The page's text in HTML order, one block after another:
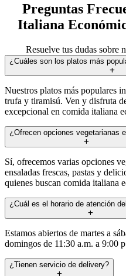
Preguntas
Italiana
Resuelve tus dudas sobre
¿Cuáles son los platos más
Nuestros platos más populares
trufa y tiramisú. Ven y disfruta
excepcional en comida italiana
¿Ofrecen opciones vegetarianas
Sí, ofrecemos varias opciones
ensaladas frescas, pastas y
quienes buscan comida italiana
¿Cuál es el horario de atención
Estamos abiertos de martes a
domingos de 11:30 a.m. a 9:00
¿Tienen servicio de delivery?